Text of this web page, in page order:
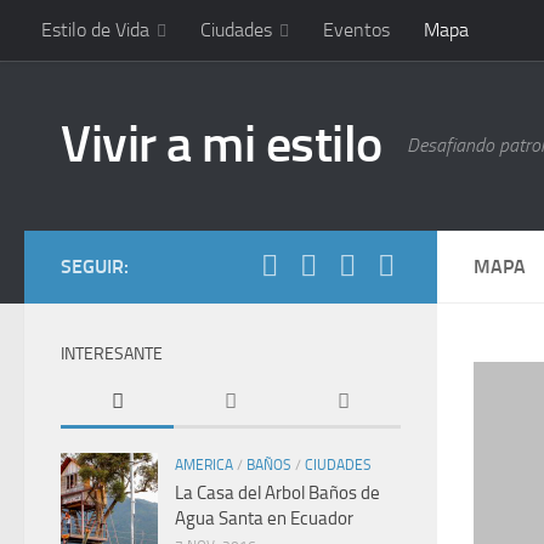
Estilo de Vida Ciudades Eventos Mapa
Vivir a mi estilo Desafiando
MAPA
SEGUIR:
INTERESANTE
AMERICA / BAÑOS / CIUDADES
La Casa del Arbol Baños de
Agua Santa en Ecuador